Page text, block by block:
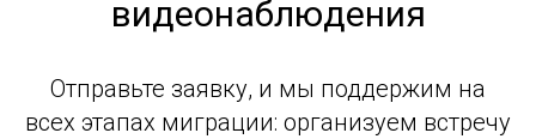
видеонаблюдения
Отправьте заявку, и мы поддержим на
всех этапах миграции: организуем встречу